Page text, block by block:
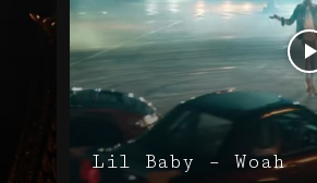
Lil Baby – Woah